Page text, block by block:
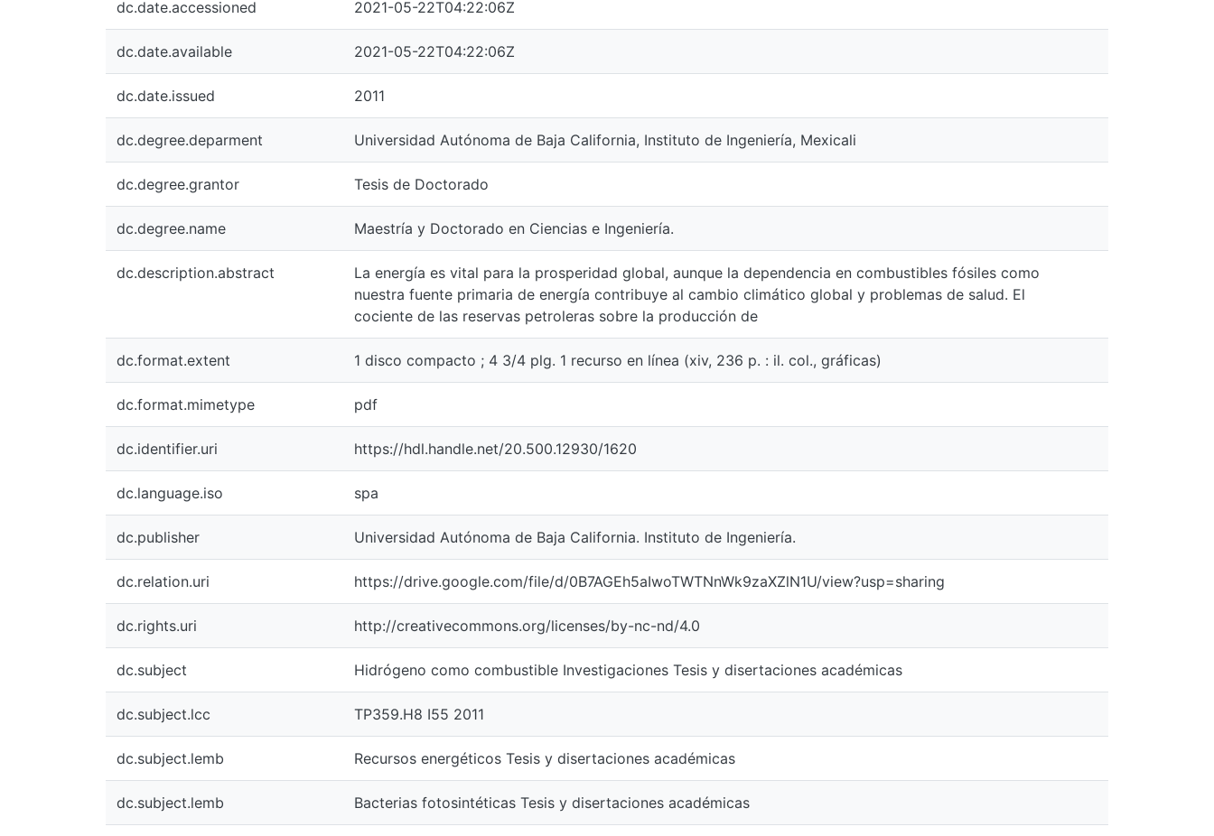
dc.date.accessioned 2021-05-22T04:22:06Z
dc.date.available 2021-05-22T04:22:06Z
dc.date.issued 2011
dc.degree.deparment Universidad Autónoma de Baja California, Instituto de Ingeniería, Mexicali
dc.degree.grantor Tesis de Doctorado
dc.degree.name Maestría y Doctorado en Ciencias e Ingeniería.
dc.description.abstract
La energía es vital para la prosperidad global, aunque la dependencia en combustibles fósiles como
nuestra fuente primaria de energía contribuye al cambio climático global y problemas de salud. El
cociente de las reservas petroleras sobre la producción de
dc.format.extent 1 disco compacto ; 4 3/4 plg. 1 recurso en línea (xiv, 236 p. : il. col., gráficas)
dc.format.mimetype pdf
dc.identifier.uri https://hdl.handle.net/20.500.12930/1620
dc.language.iso spa
dc.publisher Universidad Autónoma de Baja California. Instituto de Ingeniería.
dc.relation.uri https://drive.google.com/file/d/0B7AGEh5aIwoTWTNnWk9zaXZlN1U/view?usp=sharing
dc.rights.uri http://creativecommons.org/licenses/by-nc-nd/4.0
dc.subject Hidrógeno como combustible Investigaciones Tesis y disertaciones académicas
dc.subject.lcc TP359.H8 I55 2011
dc.subject.lemb Recursos energéticos Tesis y disertaciones académicas
dc.subject.lemb Bacterias fotosintéticas Tesis y disertaciones académicas